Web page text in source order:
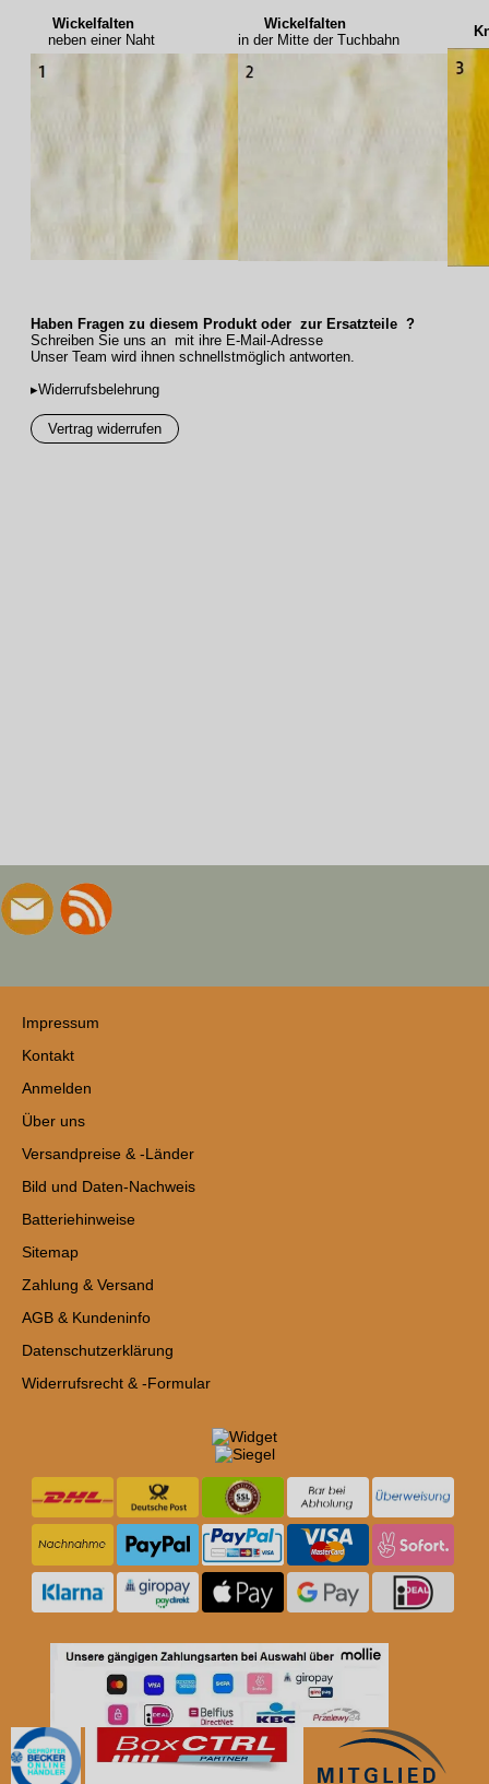
Wickelfalten
neben einer Naht
Wickelfalten
in der Mitte der Tuchbahn
Haben Fragen zu diesem Produkt oder zur Ersatzteile ?
Schreiben Sie uns an mit ihre E-Mail-Adresse
Unser Team wird ihnen schnellstmöglich antworten.
▸Widerrufsbelehrung
Vertrag widerrufen
Impressum
Kontakt
Anmelden
Über uns
Versandpreise & -Länder
Bild und Daten-Nachweis
Batteriehinweise
Sitemap
Zahlung & Versand
AGB & Kundeninfo
Datenschutzerklärung
Widerrufsrecht & -Formular